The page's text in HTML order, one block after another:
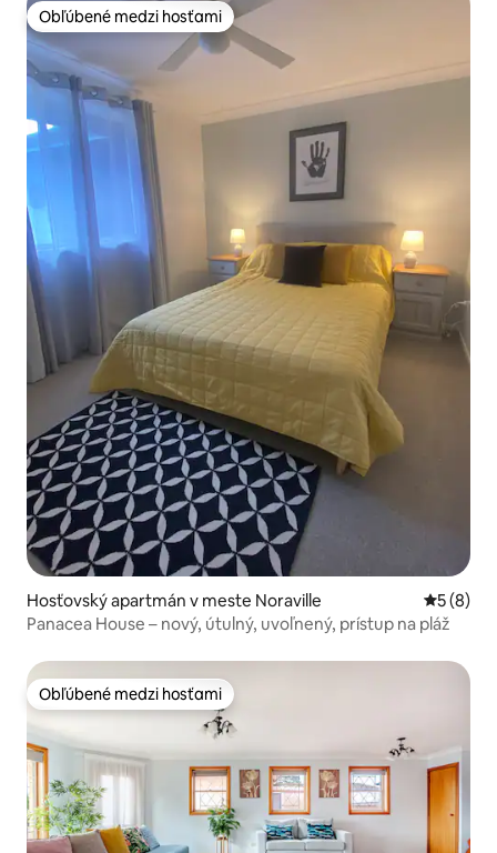
Obľúbené medzi hosťami
Obľúbené medzi hosťami
Hosťovský apartmán v meste Noraville
5 (8)
Panacea House – nový, útulný, uvoľnený, prístup na pláž
Obľúbené medzi hosťami
Obľúbené medzi hosťami